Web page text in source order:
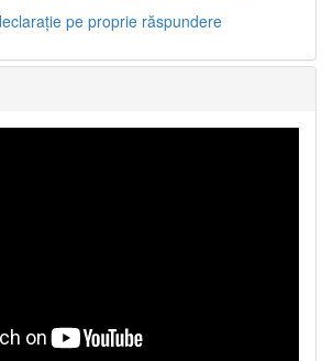
pe proprie răspundere